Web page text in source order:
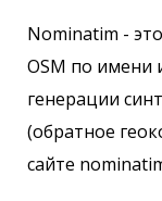
Nominatim -
OSM по имени
генерации
(обратное
сайте